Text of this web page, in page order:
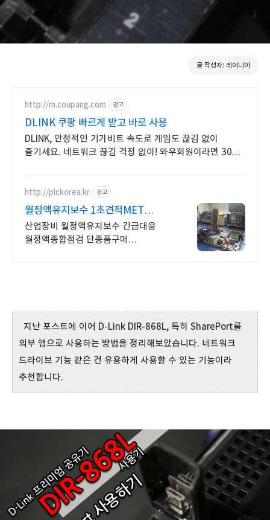
글 작성자: 레이니아
http://m.coupang.com 광고
DLINK 쿠팡 빠르게 받고 바로 사용
DLINK, 안정적인 기가비트 속도로 게임도 끊김 없이
즐기세요. 네트워크 끊김 걱정 없이! 와우회원이라면 30일
http://plckorea.kr 광고
월정액유지보수 1초견적MET
산업자동화 장비판매수리보수
산업장비 월정액유지보수 긴급대응
월정액종합점검 단종품구매
지난 포스트에 이어 D-Link DIR-868L, 특히 SharePort를
외부 앱으로 사용하는 방법을 정리해보았습니다. 네트워크
드라이브 기능 같은 건 유용하게 사용할 수 있는 기능이라
추천합니다.